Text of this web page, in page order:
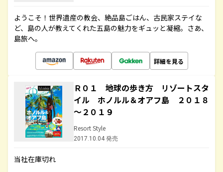
ようこそ！世界遺産の教会、絶品島ごはん、古民家ステイな
ど、島の人が教えてくれた五島の魅力をギュッと凝縮。さあ、
島旅へ。
詳細を見る
Ｒ０１ 地球の歩き方 リゾートスタ
イル ホノルル＆オアフ島 ２０１８
～２０１９
Resort Style
2017.10.04 発売
当社在庫切れ